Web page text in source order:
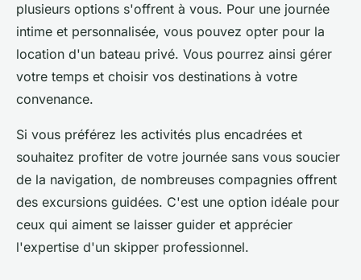
plusieurs options s'offrent à vous. Pour une journée
intime et personnalisée, vous pouvez opter pour la
location d'un bateau privé. Vous pourrez ainsi gérer
votre temps et choisir vos destinations à votre
convenance.
Si vous préférez les activités plus encadrées et
souhaitez profiter de votre journée sans vous soucier
de la navigation, de nombreuses compagnies offrent
des excursions guidées. C'est une option idéale pour
ceux qui aiment se laisser guider et apprécier
l'expertise d'un skipper professionnel.